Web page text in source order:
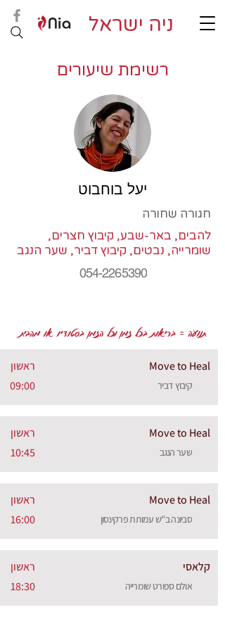
ניה ישראל
רשימת שיעורים
יעל בוחבוט
חגורה שחורה
להבים, באר-שבע, קיבוץ חצרים,
שומרייה, נבטים, קיבוץ דביר, שער הנגב
054-2265390
תנועה = בריאות בכל זמן וכל הזמן בסטודיו או מהבית
ראשון
09:00
Move to Heal
קיבוץ דביר
ראשון
10:45
Move to Heal
שער הנגב
ראשון
16:00
Move to Heal
סביונה ב"ש עמותת פרקינסון
ראשון
18:30
קלאסי
אולם ספורט שומרייה